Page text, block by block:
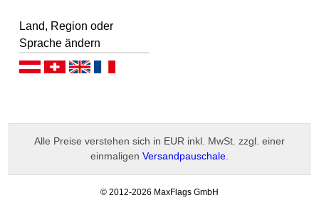
Land, Region oder
Sprache ändern
Deutsch (AT)Deutsch (CH)
Alle Preise verstehen sich in EUR inkl. MwSt. zzgl. einer
einmaligen Versandpauschale
© 2012-2026 MaxFlags GmbH